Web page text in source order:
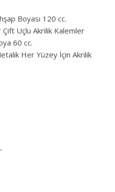
Boyası 120 cc.
Uçlu Akrilik Kalemler
60 cc.
Her Yüzey İçin Akrilik